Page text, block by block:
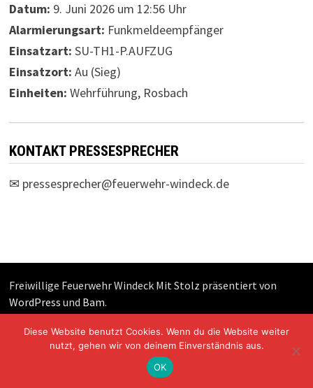
Datum: 9. Juni 2026 um 12:56 Uhr
Alarmierungsart: Funkmeldeempfänger
Einsatzart: SU-TH1-P.AUFZUG
Einsatzort: Au (Sieg)
Einheiten: Wehrführung, Rosbach
KONTAKT PRESSESPRECHER
✉ pressesprecher@feuerwehr-windeck.de
Freiwillige Feuerwehr Windeck Mit Stolz präsentiert von
WordPress und Bam.
Diese Website benutzt Cookies. Wenn du die Website weiter
nutzt, gehen wir von deinem Einverständnis aus.
OK